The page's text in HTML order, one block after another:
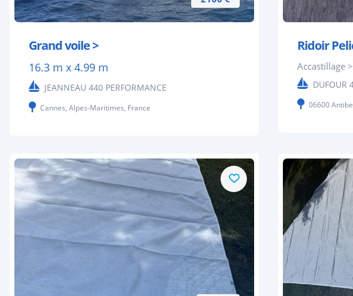
Grand voile >
16.3 m x 4.99 m
JEANNEAU 440 PERFORMANCE
Cannes, Alpes-Maritimes, France
Ridoir
Accastillage
DUFOUR
06600